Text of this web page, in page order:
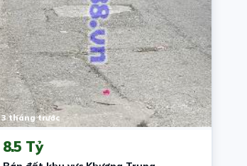
3 tháng trước
8.5 Tỷ